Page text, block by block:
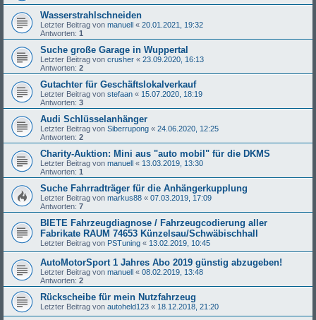
Wasserstrahlschneiden
Letzter Beitrag von manuell « 20.01.2021, 19:32
Antworten: 1
Suche große Garage in Wuppertal
Letzter Beitrag von crusher « 23.09.2020, 16:13
Antworten: 2
Gutachter für Geschäftslokalverkauf
Letzter Beitrag von stefaan « 15.07.2020, 18:19
Antworten: 3
Audi Schlüsselanhänger
Letzter Beitrag von Siberrupong « 24.06.2020, 12:25
Antworten: 2
Charity-Auktion: Mini aus "auto mobil" für die DKMS
Letzter Beitrag von manuell « 13.03.2019, 13:30
Antworten: 1
Suche Fahrradträger für die Anhängerkupplung
Letzter Beitrag von markus88 « 07.03.2019, 17:09
Antworten: 7
BIETE Fahrzeugdiagnose / Fahrzeugcodierung aller
Fabrikate RAUM 74653 Künzelsau/Schwäbischhall
Letzter Beitrag von PSTuning « 13.02.2019, 10:45
AutoMotorSport 1 Jahres Abo 2019 günstig abzugeben!
Letzter Beitrag von manuell « 08.02.2019, 13:48
Antworten: 2
Rückscheibe für mein Nutzfahrzeug
Letzter Beitrag von autoheld123 « 18.12.2018, 21:20